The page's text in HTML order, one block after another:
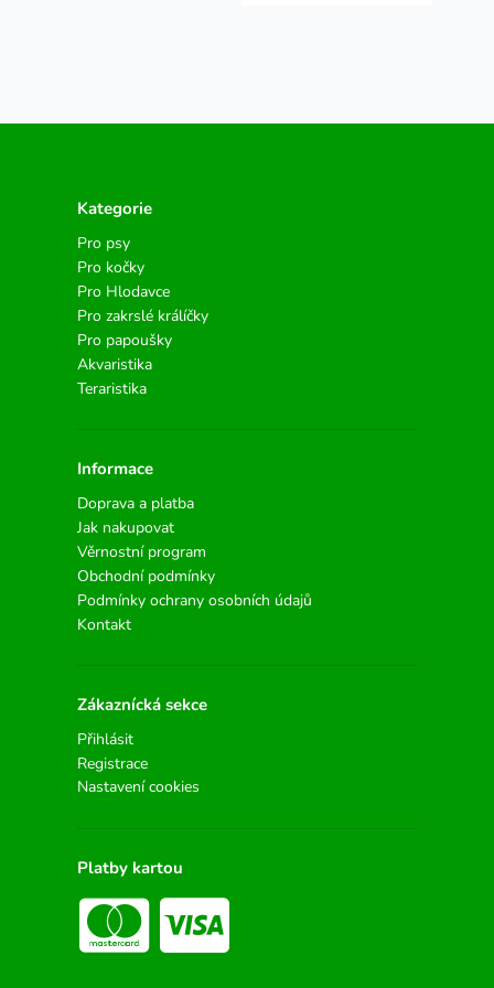
Kategorie
Pro psy
Pro kočky
Pro Hlodavce
Pro zakrslé králíčky
Pro papoušky
Akvaristika
Teraristika
Informace
Doprava a platba
Jak nakupovat
Věrnostní program
Obchodní podmínky
Podmínky ochrany osobních údajů
Kontakt
Zákaznícká sekce
Přihlásit
Registrace
Nastavení cookies
Platby kartou